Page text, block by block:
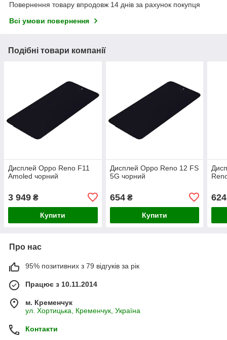
Повернення товару впродовж 14 днів за рахунок покупця
Всі умови повернення
Подібні товари компанії
Дисплей Oppo Reno F11
Amoled чорний
3 949 ₴
Купити
Дисплей Oppo Reno 12 FS
5G чорний
654₴
Купити
624
Про нас
95% позитивних з 79 відгуків за рік
Працює з 10.11.2014
м. Кременчук
ул. Хортицька, Кременчук, Україна
Контакти